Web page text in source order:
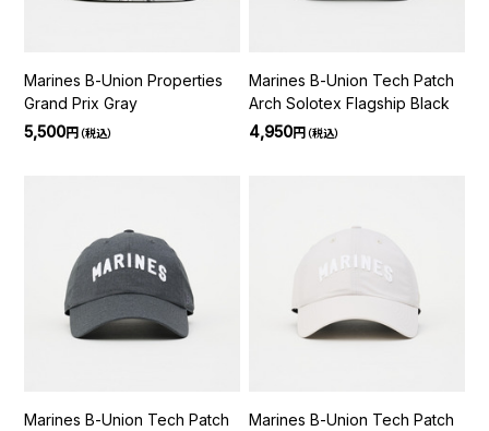
Marines B-Union Properties
Grand Prix Gray
5,500円（税込）
Marines B-Union Tech Patch
Arch Solotex Flagship Black
4,950円（税込）
Marines B-Union Tech Patch
Marines B-Union Tech Patch